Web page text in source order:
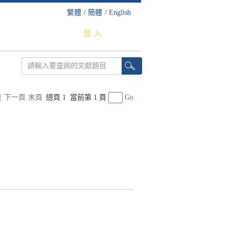
繁體 / 簡體 / English
登 入
下一頁 末頁 總頁 1 當前第 1 頁 Go